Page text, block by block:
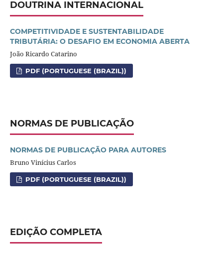
DOUTRINA INTERNACIONAL
COMPETITIVIDADE E SUSTENTABILIDADE
TRIBUTÁRIA: O DESAFIO EM ECONOMIA ABERTA
João Ricardo Catarino
PDF (PORTUGUESE (BRAZIL))
NORMAS DE PUBLICAÇÃO
NORMAS DE PUBLICAÇÃO PARA AUTORES
Bruno Vinícius Carlos
PDF (PORTUGUESE (BRAZIL))
EDIÇÃO COMPLETA